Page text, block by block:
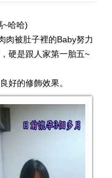
~哈哈)
肉被肚子裡的Baby努力
硬是跟人家第一胎五~
好的修飾效果。